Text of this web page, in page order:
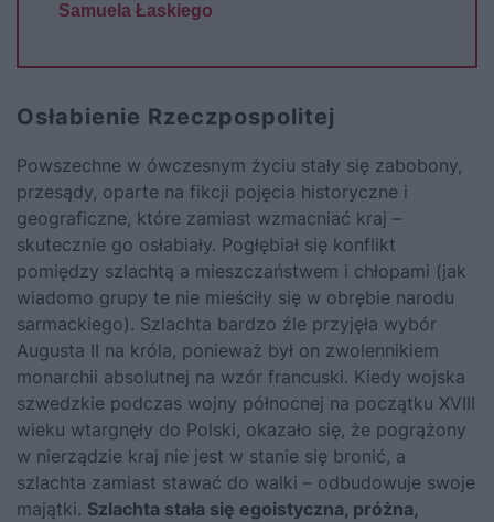
Samuela Łaskiego
Osłabienie Rzeczpospolitej
Powszechne w ówczesnym życiu stały się zabobony,
przesądy, oparte na fikcji pojęcia historyczne i
geograficzne, które zamiast wzmacniać kraj –
skutecznie go osłabiały. Pogłębiał się konflikt
pomiędzy szlachtą a mieszczaństwem i chłopami (jak
wiadomo grupy te nie mieściły się w obrębie narodu
sarmackiego). Szlachta bardzo źle przyjęła wybór
Augusta II na króla, ponieważ był on zwolennikiem
monarchii absolutnej na wzór francuski. Kiedy wojska
szwedzkie podczas wojny północnej na początku XVIII
wieku wtargnęły do Polski, okazało się, że pogrążony
w nierządzie kraj nie jest w stanie się bronić, a
szlachta zamiast stawać do walki – odbudowuje swoje
majątki. Szlachta stała się egoistyczna, próżna,